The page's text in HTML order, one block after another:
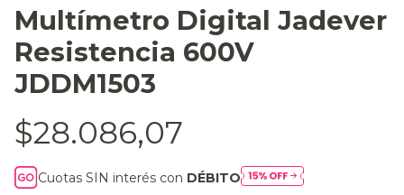
Multímetro Digital Jadever
Resistencia 600V
JDDM1503
$28.086,07
Cuotas SIN interés con DÉBITO